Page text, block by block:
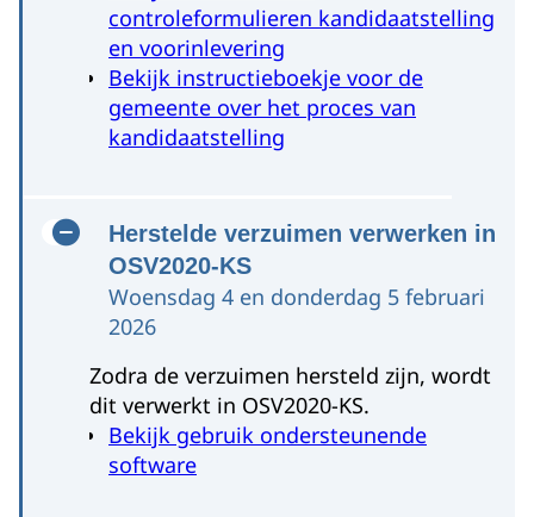
Model H 12 (Betalingsbewijs
waarborgsom bij kandidaatstelling)
controleformulieren kandidaatstelling
en voorinlevering
Bekijk instructieboekje voor de
gemeente over het proces van
kandidaatstelling
Herstelde verzuimen verwerken in
OSV2020-KS
Woensdag 4 en donderdag 5 februari
2026
Zodra de verzuimen hersteld zijn, wordt
dit verwerkt in OSV2020-KS.
Bekijk gebruik ondersteunende
software